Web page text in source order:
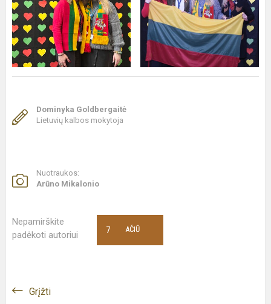
Dominyka Goldbergaitė
Lietuvių kalbos mokytoja
Nuotraukos:
Arūno Mikalonio
Nepamirškite
padėkoti autoriui
AČIŪ
7
Grįžti